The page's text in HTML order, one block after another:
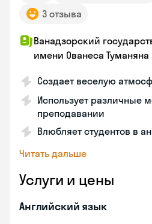
3 отзыва
Ванадзорский
имени Ованеса Туманяна
Создает веселую
Использует различные
преподавании
Влюбляет студентов в
Читать дальше
Услуги и цены
Английский язык